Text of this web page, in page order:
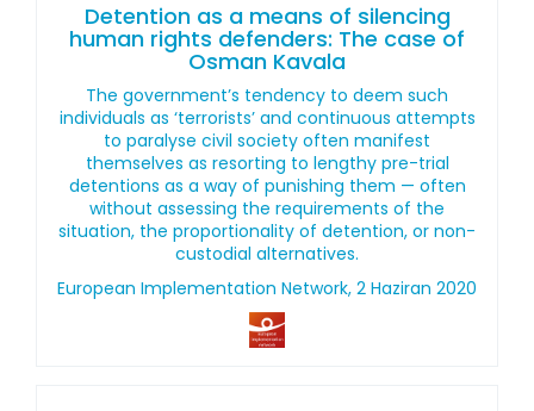
Detention as a means of silencing
human rights defenders: The case of
Osman Kavala
The government’s tendency to deem such
individuals as ‘terrorists’ and continuous attempts
to paralyse civil society often manifest
themselves as resorting to lengthy pre-trial
detentions as a way of punishing them — often
without assessing the requirements of the
situation, the proportionality of detention, or non-
custodial alternatives.
European Implementation Network, 2 Haziran 2020